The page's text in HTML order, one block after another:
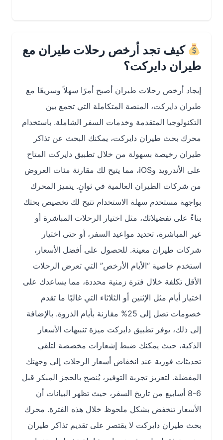
كيف تجد أرخص رحلات طيران مع
طيران دايركت؟
إيجاد أرخص رحلات طيران أصبح أمرًا سهلاً وسريعًا مع
طيران دايركت، المنصة المتكاملة التي تجمع بين
التكنولوجيا المتقدمة وخدمات السفر الشاملة. باستخدام
محرك بحث طيران دايركت، يمكنك البحث عن تذاكر
طيران رخيصة بسهولة من خلال تطبيق دايركت المتاح
على الأندرويد وiOS، مما يتيح لك مقارنة مئات العروض
من شركات الطيران العالمية في ثوانٍ. يتميز المحرك
بواجهة مستخدم سهلة الاستخدام تتيح لك تخصيص بحثك
بناءً على تفضيلاتك، مثل اختيار الرحلات المباشرة أو
غير المباشرة، تحديد مواعيد السفر، أو حتى اختيار
شركات طيران معينة. للحصول على أفضل الأسعار،
استخدم خاصية “الأيام الأرخص” التي تعرض الرحلات
الأقل تكلفة خلال فترة زمنية محددة، مما يساعدك على
اختيار أيام مثل الإثنين أو الثلاثاء التي غالبًا ما تقدم
خصومات تصل إلى 25% مقارنة بأيام الذروة. بالإضافة
إلى ذلك، يوفر تطبيق دايركت ميزة تنبيهات الأسعار
الذكية، حيث يمكنك ضبط إشعارات مخصصة لتلقي
تحديثات فورية عند انخفاض أسعار الرحلات إلى وجهتك
المفضلة. لتعزيز تجربة التوفير، يُنصح بالحجز المبكر قبل
6-8 أسابيع من تاريخ السفر، حيث تظهر البيانات أن
الأسعار تنخفض بشكل ملحوظ خلال هذه الفترة. محرك
بحث طيران دايركت لا يقتصر على تقديم تذاكر طيران